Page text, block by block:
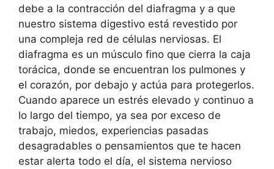
debe a la contracción del diafragma y a que
nuestro sistema digestivo está revestido por
una compleja red de células nerviosas. El
diafragma es un músculo fino que cierra la caja
torácica, donde se encuentran los pulmones y
el corazón, por debajo y actúa para protegerlos.
Cuando aparece un estrés elevado y continuo a
lo largo del tiempo, ya sea por exceso de
trabajo, miedos, experiencias pasadas
desagradables o pensamientos que te hacen
estar alerta todo el día, el sistema nervioso